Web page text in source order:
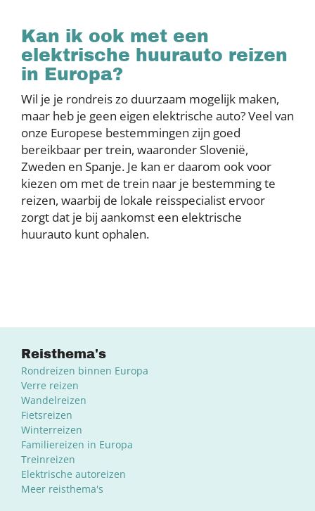
Kan ik ook met een
elektrische huurauto reizen
in Europa?
Wil je je rondreis zo duurzaam mogelijk maken,
maar heb je geen eigen elektrische auto? Veel van
onze Europese bestemmingen zijn goed
bereikbaar per trein, waaronder Slovenië,
Zweden en Spanje. Je kan er daarom ook voor
kiezen om met de trein naar je bestemming te
reizen, waarbij de lokale reisspecialist ervoor
zorgt dat je bij aankomst een elektrische
huurauto kunt ophalen.
Reisthema's
Rondreizen binnen Europa
Verre reizen
Wandelreizen
Fietsreizen
Winterreizen
Familiereizen in Europa
Treinreizen
Elektrische autoreizen
Meer reisthema's